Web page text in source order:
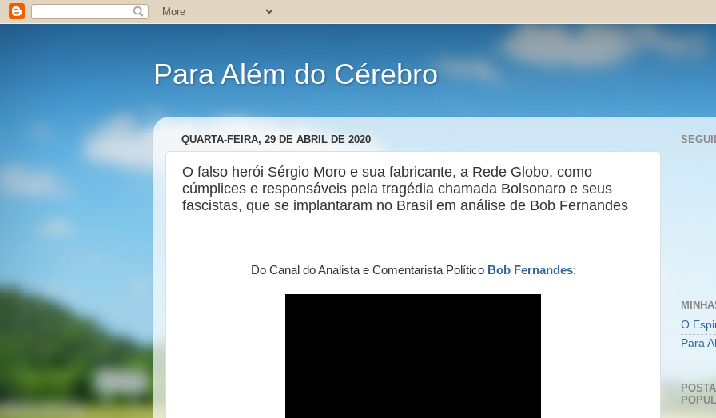
Para Além do Cérebro
QUARTA-FEIRA, 29 DE ABRIL DE 2020
O falso herói Sérgio Moro e sua fabricante, a Rede Globo, como
cúmplices e responsáveis pela tragédia chamada Bolsonaro e seus
fascistas, que se implantaram no Brasil em análise de Bob Fernandes
Do Canal do Analista e Comentarista Político Bob Fernandes:
O
Para